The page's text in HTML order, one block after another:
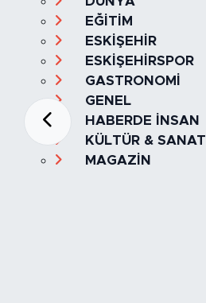
EĞİTİM
ESKİŞEHİR
ESKİŞEHİRSPOR
GASTRONOMİ
GENEL
HABERDE İNSAN
KÜLTÜR & SANAT
MAGAZİN